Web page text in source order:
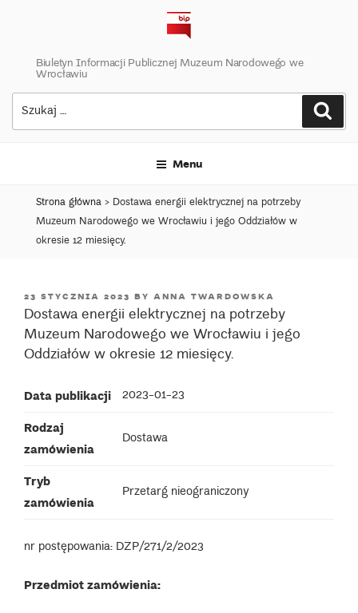
Biuletyn Informacji Publicznej Muzeum Narodowego we
Wrocławiu
Szukaj:
Menu
Strona główna> Dostawa energii elektrycznej na potrzeby
Muzeum Narodowego we Wrocławiu i jego Oddziałów w
okresie 12 miesięcy.
POSTED
ON
23 STYCZNIA 2023 BY ANNA TWARDOWSKA
Dostawa energii elektrycznej na potrzeby
Muzeum Narodowego we Wrocławiu i jego
Oddziałów w okresie 12 miesięcy.
Data publikacji 2023-01-23
Rodzaj
zamówienia
Dostawa
Tryb
zamówienia
Przetarg nieograniczony
nr postępowania: DZP/271/2/2023
Przedmiot zamówienia: